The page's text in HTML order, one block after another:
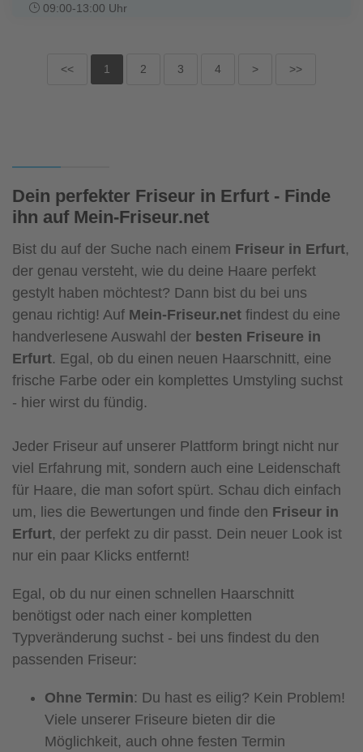
09:00-13:00 Uhr
<< 1 2 3 4 > >>
Dein perfekter Friseur in Erfurt - Finde
ihn auf Mein-Friseur.net
Bist du auf der Suche nach einem Friseur in Erfurt,
der genau versteht, wie du deine Haare perfekt
gestylt haben möchtest? Dann bist du bei uns
genau richtig! Auf Mein-Friseur.net findest du eine
handverlesene Auswahl der besten Friseure in
Erfurt. Egal, ob du einen neuen Haarschnitt, eine
frische Farbe oder ein komplettes Umstyling suchst
- hier wirst du fündig.
Jeder Friseur auf unserer Plattform bringt nicht nur
viel Erfahrung mit, sondern auch eine Leidenschaft
für Haare, die man sofort spürt. Schau dich einfach
um, lies die Bewertungen und finde den Friseur in
Erfurt, der perfekt zu dir passt. Dein neuer Look ist
nur ein paar Klicks entfernt!
Egal, ob du nur einen schnellen Haarschnitt
benötigst oder nach einer kompletten
Typveränderung suchst - bei uns findest du den
passenden Friseur:
Ohne Termin: Du hast es eilig? Kein Problem!
Viele unserer Friseure bieten dir die
Möglichkeit, auch ohne festen Termin